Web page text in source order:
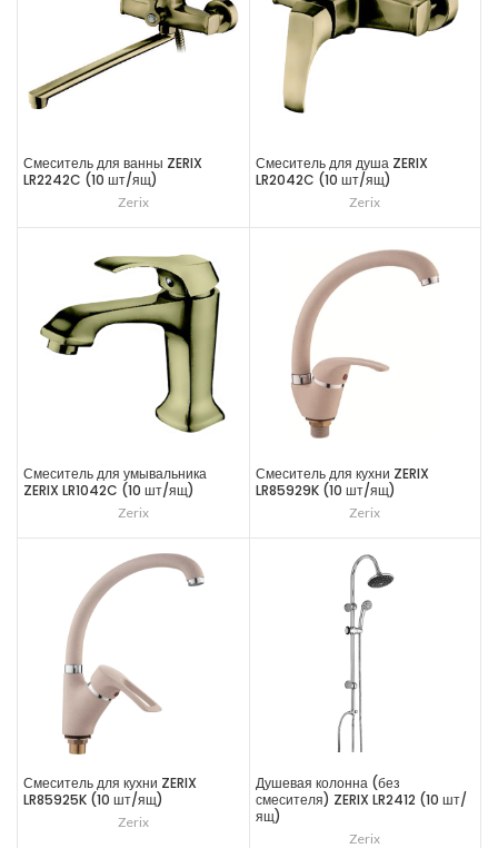
Смеситель для ванны ZERIX
LR2242C (10 шт/ящ)
Zerix
Смеситель для душа ZERIX
LR2042C (10 шт/ящ)
Zerix
Смеситель для умывальника
ZERIX LR1042C (10 шт/ящ)
Zerix
Смеситель для кухни ZERIX
LR85929K (10 шт/ящ)
Zerix
Смеситель для кухни ZERIX
LR85925K (10 шт/ящ)
Zerix
Душевая колонна (без
смесителя) ZERIX LR2412 (10 шт/
ящ)
Zerix